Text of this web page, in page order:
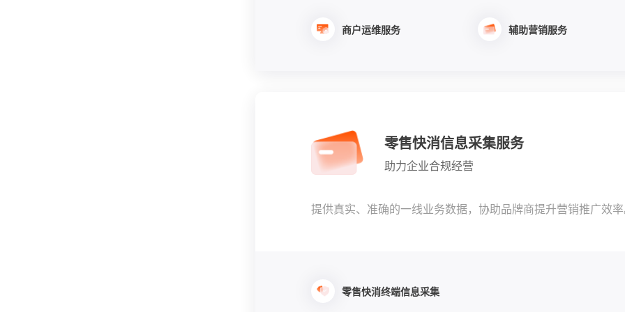
商户运维服务 辅助营销服务
零售快消信息采集服务
助力企业合规经营
提供真实、准确的一线业务数据，协助品牌商提升营销推广效
零售快消终端信息采集